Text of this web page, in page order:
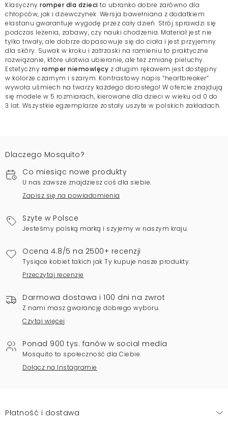
Klasyczny romper dla dzieci to ubranko dobre zarówno dla
chłopców, jak i dziewczynek. Wersja bawełniana z dodatkiem
elastanu gwarantuje wygodę przez cały dzień. Strój sprawdzi się
podczas leżenia, zabawy, czy nauki chodzenia. Materiał jest nie
tylko trwały, ale dobrze dopasowuje się do ciała i jest przyjemny
dla skóry. Suwak w kroku i zatrzaski na ramieniu to praktyczne
rozwiązanie, które ułatwia ubieranie, ale też zmianę pieluchy.
Estetyczny romper niemowlęcy z długim rękawem jest dostępny
w kolorze czarnym i szarym. Kontrastowy napis “heartbreaker”
wywoła uśmiech na twarzy każdego dorosłego! W ofercie znajdują
się modele w 5 rozmiarach, kierowane dla dzieci w wieku od 0 do
3 lat. Wszystkie egzemplarze zostały uszyte w polskich zakładach.
Dlaczego Mosquito?
Co miesiąc nowe produkty
U nas zawsze znajdziesz coś dla siebie.
Zapisz się na powiadomienia
Szyte w Polsce
Jesteśmy polską marką i szyjemy w naszym kraju.
Ocena 4.8/5 na 2500+ recenzji
Tysiące kobiet takich jak Ty kupuje nasze produkty.
Przeczytaj recenzje
Darmowa dostawa i 100 dni na zwrot
Z nami masz gwarancję dobrego wyboru.
Czytaj więcej
Ponad 900 tys. fanów w social media
Mosquito to społeczność dla Ciebie.
Dołącz na Instagramie
Płatność i dostawa